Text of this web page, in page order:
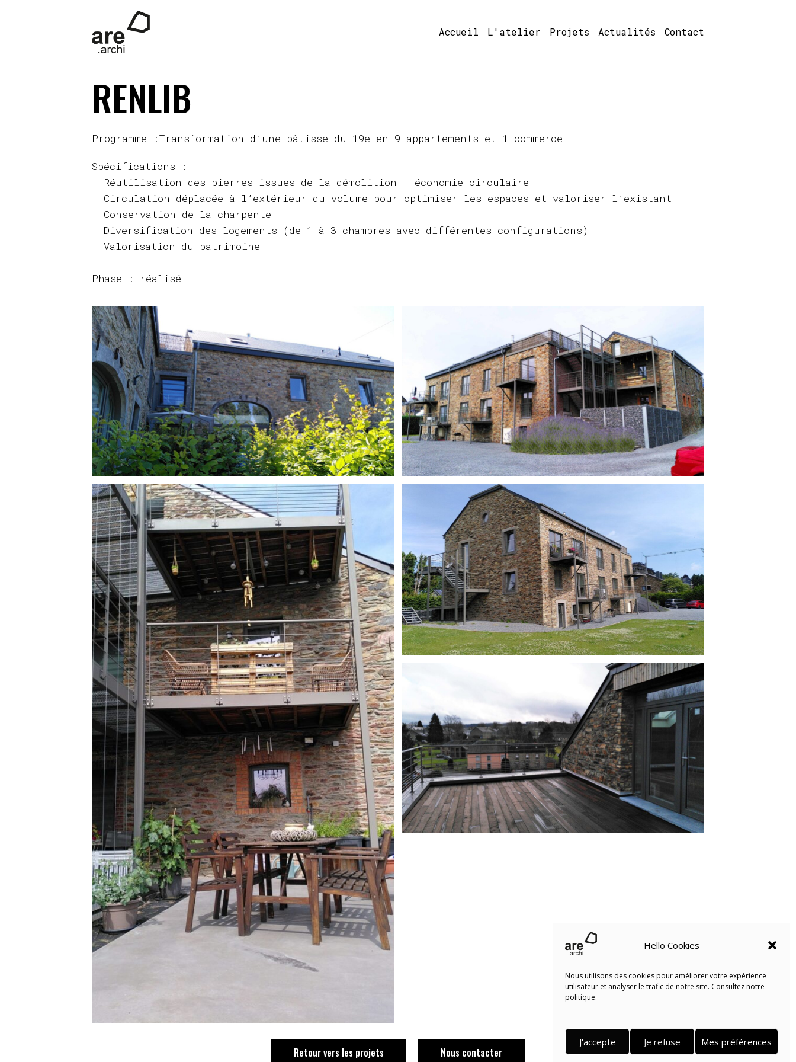
Hello Cookies
Nous utilisons des cookies pour améliorer votre expérience
utilisateur et analyser le trafic de notre site. Consultez notre
politique.
J'accepte Je refuse Mes préférences
Accueil L'atelier Projets Actualités Contact
RENLIB
Programme :Transformation d’une bâtisse du 19e en 9 appartements et 1 commerce
Spécifications :
- Réutilisation des pierres issues de la démolition - économie circulaire
- Circulation déplacée à l’extérieur du volume pour optimiser les espaces et valoriser l’existant
- Conservation de la charpente
- Diversification des logements (de 1 à 3 chambres avec différentes configurations)
- Valorisation du patrimoine
Phase : réalisé
Retour vers les projets Nous contacter